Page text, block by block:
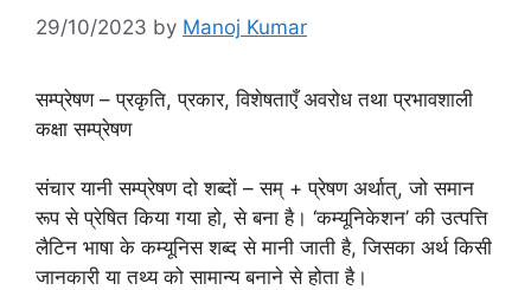
29/10/2023 by Manoj Kumar
सम्प्रेषण – प्रकृति, प्रकार, विशेषताएँ अवरोध तथा प्रभावशाली
कक्षा सम्प्रेषण
संचार यानी सम्प्रेषण दो शब्दों – सम् + प्रेषण अर्थात्, जो समान
रूप से प्रेषित किया गया हो, से बना है। ‘कम्यूनिकेशन’ की उत्पत्ति
लैटिन भाषा के कम्यूनिस शब्द से मानी जाती है, जिसका अर्थ किसी
जानकारी या तथ्य को सामान्य बनाने से होता है।